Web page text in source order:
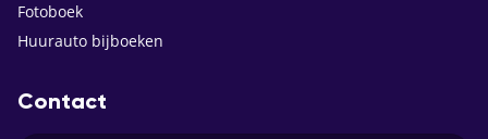
Fotoboek
Huurauto bijboeken
Contact